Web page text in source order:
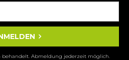
Abmeldung jederzeit möglich.